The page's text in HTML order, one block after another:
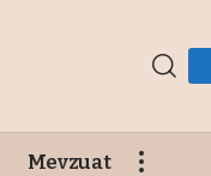
Mevzuat